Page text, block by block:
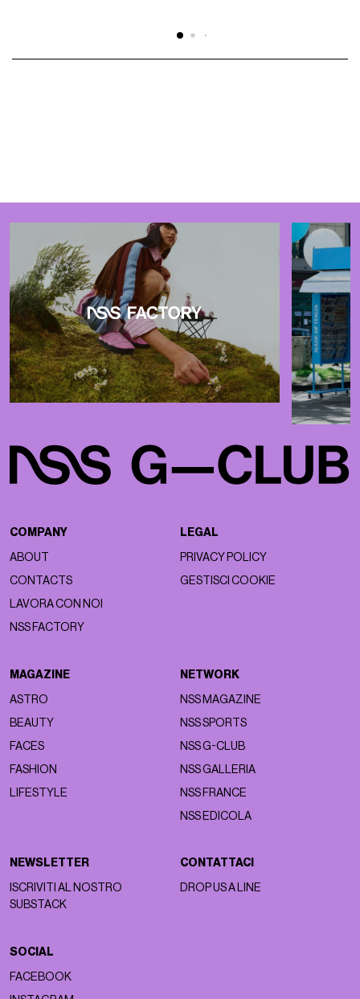
COMPANY
ABOUT
CONTACTS
LAVORA CON NOI
NSS FACTORY
LEGAL
PRIVACY POLICY
GESTISCI COOKIE
MAGAZINE
ASTRO
BEAUTY
FACES
FASHION
LIFESTYLE
NETWORK
NSS MAGAZINE
NSS SPORTS
NSS G-CLUB
NSS GALLERIA
NSS FRANCE
NSS EDICOLA
NEWSLETTER
ISCRIVITI AL NOSTRO
SUBSTACK
CONTATTACI
DROP US A LINE
SOCIAL
FACEBOOK